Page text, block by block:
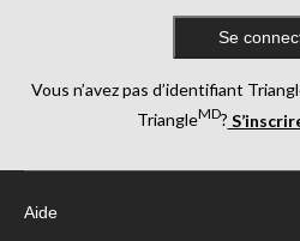
Se
Vous n’avez pas d’identifiant
TriangleMD?
Aide